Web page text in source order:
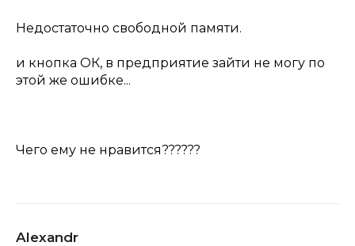
Недостаточно свободной памяти.
и кнопка ОК, в предприятие зайти не могу по
этой же ошибке...
Чего ему не нравится??????
Alexandr